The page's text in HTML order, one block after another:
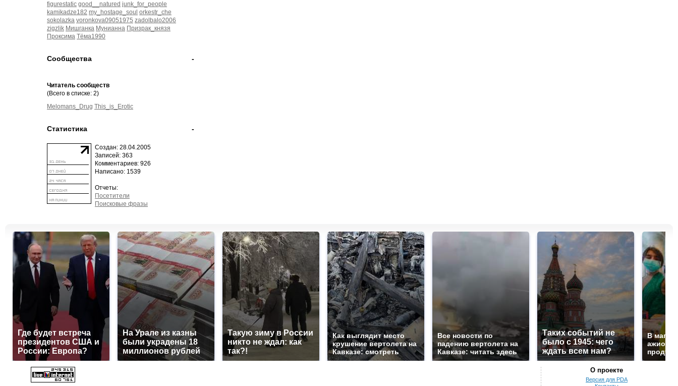
figurestatic good__natured junk_for_people
kamikadze182 my_hostage_soul orkestr_che
sokolazka voronkova09051975 zadolbalo2006
zigzlik Мишганка Мунианна Призрак_князя
Проксима Тёма1990
-
Сообщества
Читатель сообществ
(Всего в списке: 2)
Melomans_Drug This_is_Erotic
-
Статистика
Создан: 28.04.2005
Записей: 363
Комментариев: 926
Написано: 1539
Отчеты:
Посетители
Поисковые фразы
Где будет встреча
президентов США и
России: Европа?
На Урале из казны
были украдены 18
миллионов рублей
Такую зиму в России
никто не ждал: как
так?!
Как выглядит место
крушение вертолета на
Кавказе: смотреть
Все новости по
падению вертолета на
Кавказе: читать здесь
Таких событий не
было с 1945: чего
ждать всем нам?
В
ажиотаж
О проекте
Версия для PDA